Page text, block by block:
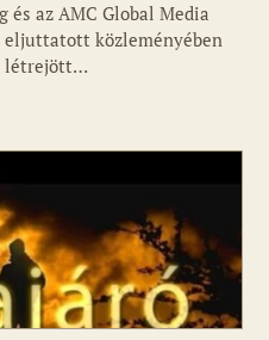
és az AMC Global Media
eljuttatott közleményében
létrejött…